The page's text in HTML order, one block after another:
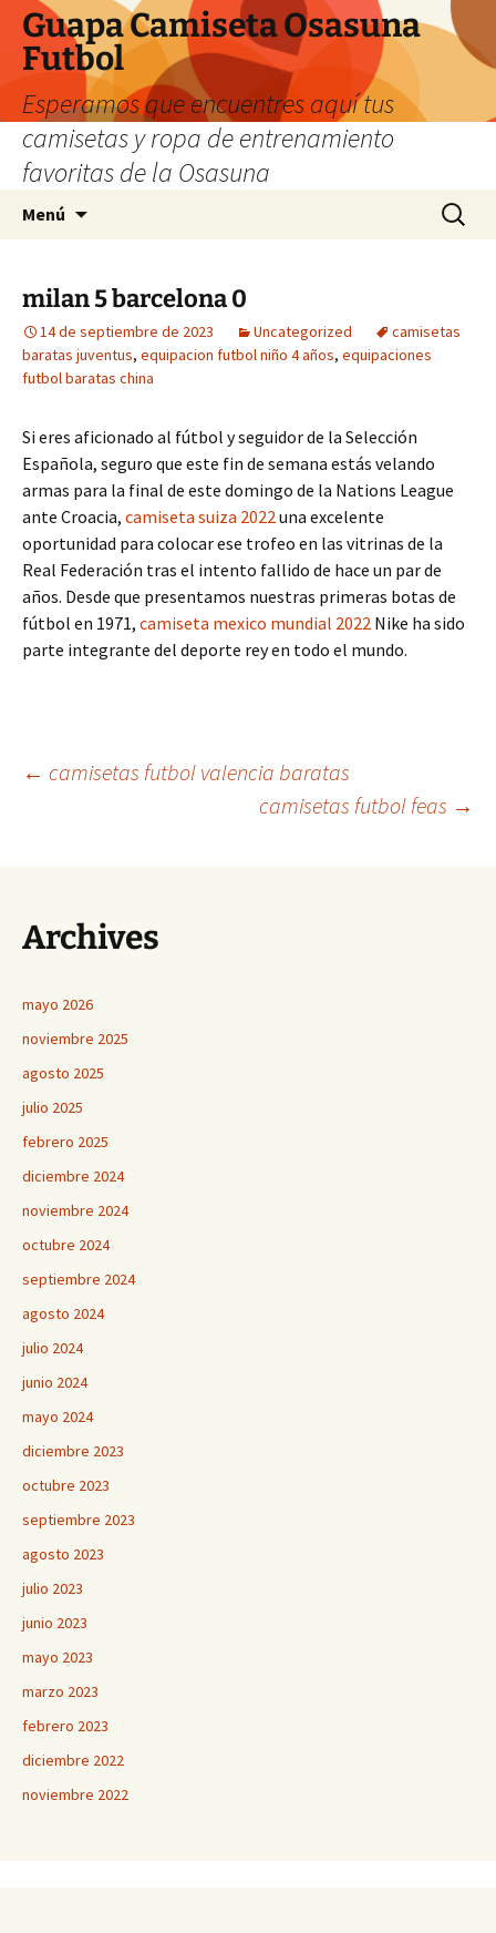
Guapa Camiseta Osasuna
Futbol
Esperamos que encuentres aquí tus
camisetas y ropa de entrenamiento
favoritas de la Osasuna
Menú Buscar:
milan 5 barcelona 0
14 de septiembre de 2023 Uncategorized
camisetas
baratas juventus, equipacion futbol niño 4 años, equipaciones
futbol baratas china
Si eres aficionado al fútbol y seguidor de la Selección
Española, seguro que este fin de semana estás velando
armas para la final de este domingo de la Nations League
ante Croacia, camiseta suiza 2022una excelente
oportunidad para colocar ese trofeo en las vitrinas de la
Real Federación tras el intento fallido de hace un par de
años. Desde que presentamos nuestras primeras botas de
fútbol en 1971, camiseta mexico mundial 2022 Nike ha sido
parte integrante del deporte rey en todo el mundo.
Navegación
entradas
← camisetas futbol valencia baratas
camisetas futbol feas →
Archives
mayo 2026
noviembre 2025
agosto 2025
julio 2025
febrero 2025
diciembre 2024
noviembre 2024
octubre 2024
septiembre 2024
agosto 2024
julio 2024
junio 2024
mayo 2024
diciembre 2023
octubre 2023
septiembre 2023
agosto 2023
julio 2023
junio 2023
mayo 2023
marzo 2023
febrero 2023
diciembre 2022
noviembre 2022